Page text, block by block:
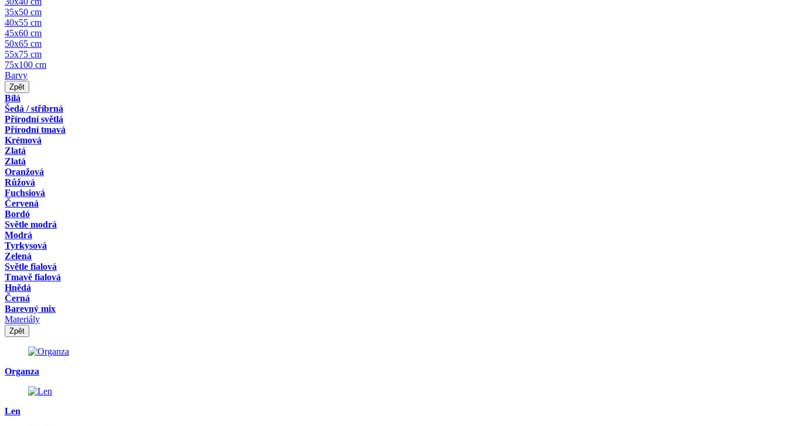
35x50 cm
40x55 cm
45x60 cm
50x65 cm
55x75 cm
75x100 cm
Barvy
Zpět
Bílá
Šedá / stříbrná
Přírodní světlá
Přírodní tmavá
Krémová
Zlatá
Zlatá
Oranžová
Růžová
Fuchsiová
Červená
Bordó
Světle modrá
Modrá
Tyrkysová
Zelená
Světle fialová
Tmavě fialová
Hnědá
Černá
Barevný mix
Materiály
Zpět
Organza
Len